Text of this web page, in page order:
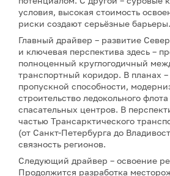
условия, высокая стоимость
риски создают серьёзные барьеры.
Главный драйвер – развитие
и ключевая перспектива здесь –
полноценный круглогодичный
транспортный коридор. В планах
пропускной способности,
строительство ледокольного
спасательных центров. В
частью Трансарктического
(от Санкт-Петербурга до
связность регионов.
Следующий драйвер – освоение
Продолжится разработка